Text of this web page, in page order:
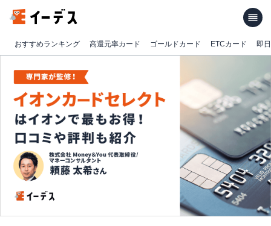
おすすめランキング 高還元率カード ゴールドカード ETCカード 即